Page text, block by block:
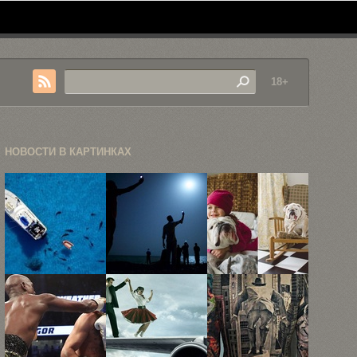
18+
НОВОСТИ В КАРТИНКАХ
Подводный
мир глазами
Брайана
Скерри
Победители
престижного
фотоконкурса
World Press
...
Дружба
маленькой
девочки и
английского
...